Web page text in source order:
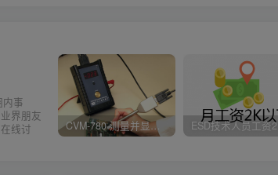
内事
界朋友
线讨
CVM-780 测量并显示实时静电压数据、操作说明